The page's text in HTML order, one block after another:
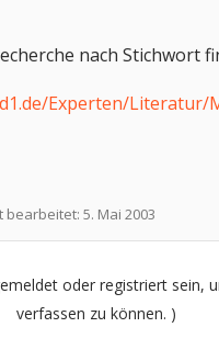
nach Stichwort
Experten/Literatur/
bearbeitet: 5. Mai 2003
oder registriert sein,
verfassen zu können. )